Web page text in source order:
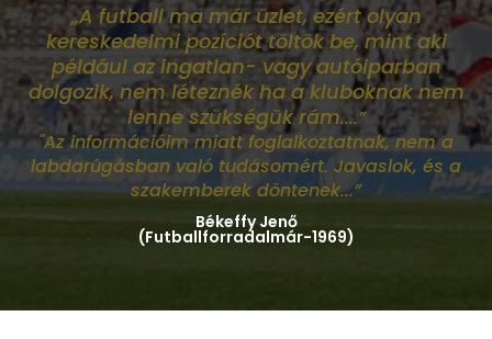
„A futball ma már üzlet, ezért olyan
kereskedelmi pozíciót töltök be, mint aki
például az ingatlan- vagy autóiparban
dolgozik, nem léteznék ha a kluboknak nem
lenne szükségük rám....”
"Az információim miatt foglalkoztatnak, nem a
labdarúgásban való tudásomért. Javaslok, és a
szakemberek döntenek...”
Békeffy Jenő
(Futballforradalmár-1969)